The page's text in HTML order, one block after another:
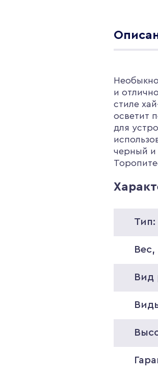
и
стиле
осветит
для
черный и
Тип:
Вес,
Вид